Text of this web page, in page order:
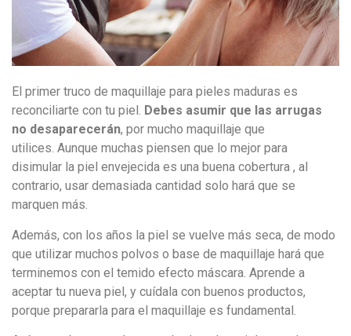
El primer truco de maquillaje para pieles maduras es
reconciliarte con tu piel. Debes asumir que las arrugas
no desaparecerán, por mucho maquillaje que
utilices. Aunque muchas piensen que lo mejor para
disimular la piel envejecida es una buena cobertura , al
contrario, usar demasiada cantidad solo hará que se
marquen más.
Además, con los años la piel se vuelve más seca, de modo
que utilizar muchos polvos o base de maquillaje hará que
terminemos con el temido efecto máscara. Aprende a
aceptar tu nueva piel, y cuídala con buenos productos,
porque prepararla para el maquillaje es fundamental.